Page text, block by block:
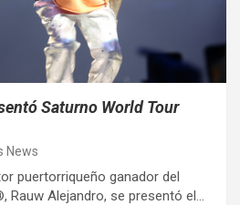
Saturno World Tour
News
puertorriqueño ganador del
Rauw Alejandro, se presentó el…